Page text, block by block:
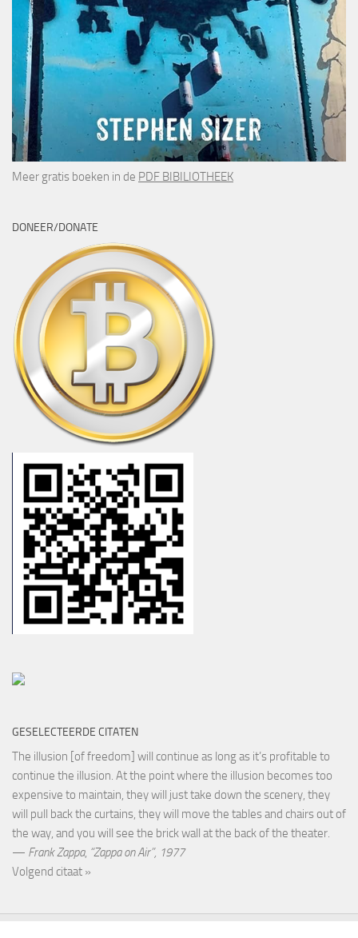
Meer gratis boeken in de PDF BIBILIOTHEEK
DONEER/DONATE
GESELECTEERDE CITATEN
The illusion [of freedom] will continue as long as it’s profitable to
continue the illusion. At the point where the illusion becomes too
expensive to maintain, they will just take down the scenery, they
will pull back the curtains, they will move the tables and chairs out of
the way, and you will see the brick wall at the back of the theater.
— Frank Zappa, “Zappa on Air”, 1977
Volgend citaat »